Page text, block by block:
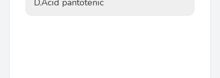
D.Acid pantotenic